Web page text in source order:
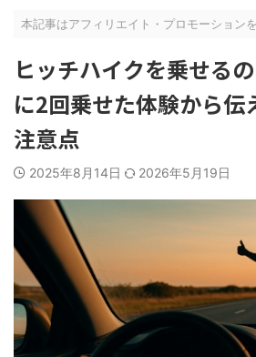
本記事はアフィリエイト・プロモーション
ヒッチハイクを乗せる
に2回乗せた体験から伝
注意点
2025年8月14日 2026年5月19日